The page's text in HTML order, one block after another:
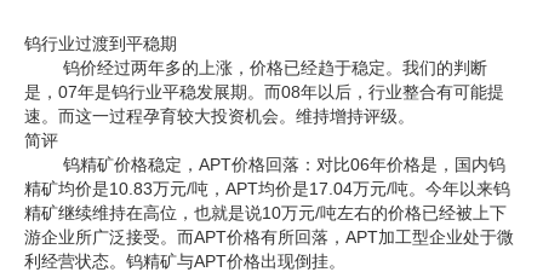
有色市场
科技
镁钛
地矿 建设
党建工作
钨行业过渡到平稳期
钨价经过两年多的上涨，价格已经趋于稳定。我们的判断
是，07年是钨行业平稳发展期。而08年以后，行业整合有可能提
速。而这一过程孕育较大投资机会。维持增持评级。
简评
钨精矿价格稳定，APT价格回落：对比06年价格是，国内钨
精矿均价是10.83万元/吨，APT均价是17.04万元/吨。今年以来钨
精矿继续维持在高位，也就是说10万元/吨左右的价格已经被上下
游企业所广泛接受。而APT价格有所回落，APT加工型企业处于微
利经营状态。钨精矿与APT价格出现倒挂。